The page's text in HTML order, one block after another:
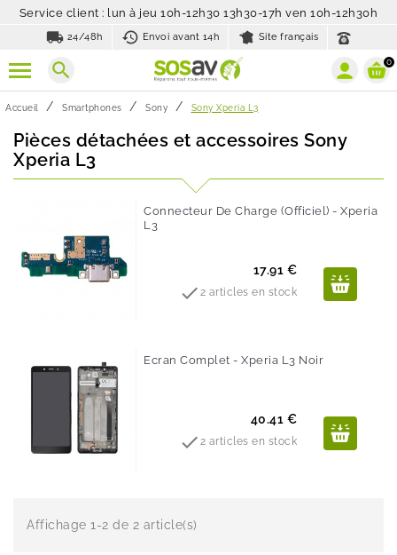
Service client : lun à jeu 10h-12h30 13h30-17h ven 10h-12h30h
local_shipping 24/48h history_toggle_off
Envoi avant 14h Site français
search 0
Accueil Smartphones Sony Sony Xperia L3
Pièces détachées et accessoires Sony
Xperia L3
Connecteur De Charge (Officiel) - Xperia
L3
Prix
17.91 €
 2 articles en stock
Ecran Complet - Xperia L3 Noir
Prix
40.41 €
 2 articles en stock
Affichage 1-2 de 2 article(s)